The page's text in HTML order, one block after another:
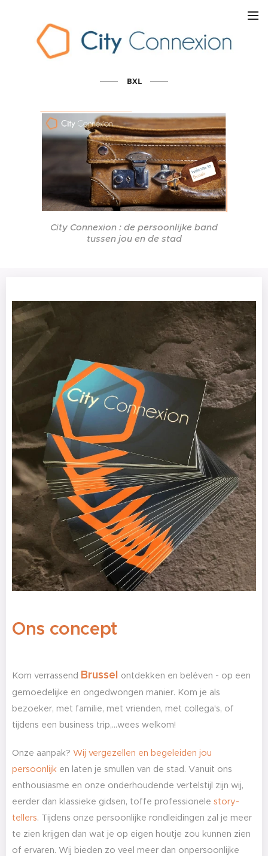
BXL
City Connexion : de persoonlijke band
tussen jou en de stad
Ons concept
Kom verrassend Brussel ontdekken en beléven - op een
gemoedelijke en ongedwongen manier. Kom je als
bezoeker, met familie, met vrienden, met collega's, of
tijdens een business trip,...wees welkom!
Onze aanpak? Wij vergezellen en begeleiden jou
persoonlijk en laten je smullen van de stad. Vanuit ons
enthousiasme en onze onderhoudende vertelstijl zijn wij,
eerder dan klassieke gidsen, toffe professionele story-
tellers. Tijdens onze persoonlijke rondleidingen zal je meer
te zien krijgen dan wat je op eigen houtje zou kunnen zien
of ervaren. Wij bieden zo veel meer dan onpersoonlijke